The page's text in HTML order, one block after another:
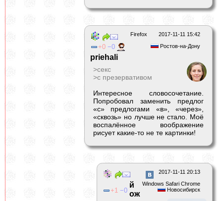
2017-11-11 15:42
Firefox
Ростов-на-Дону
0 0
priehali
>секс
>с презервативом
Интересное словосочетание.
Попробовал заменить предлог
«с» предлогами «в», «через»,
«сквозь» но лучше не стало. Моё
воспалённое воображение
рисует какие-то не те картинки!
2017-11-11 20:13
Windows Safari Chrome
Новосибирск
1 0
й
ож